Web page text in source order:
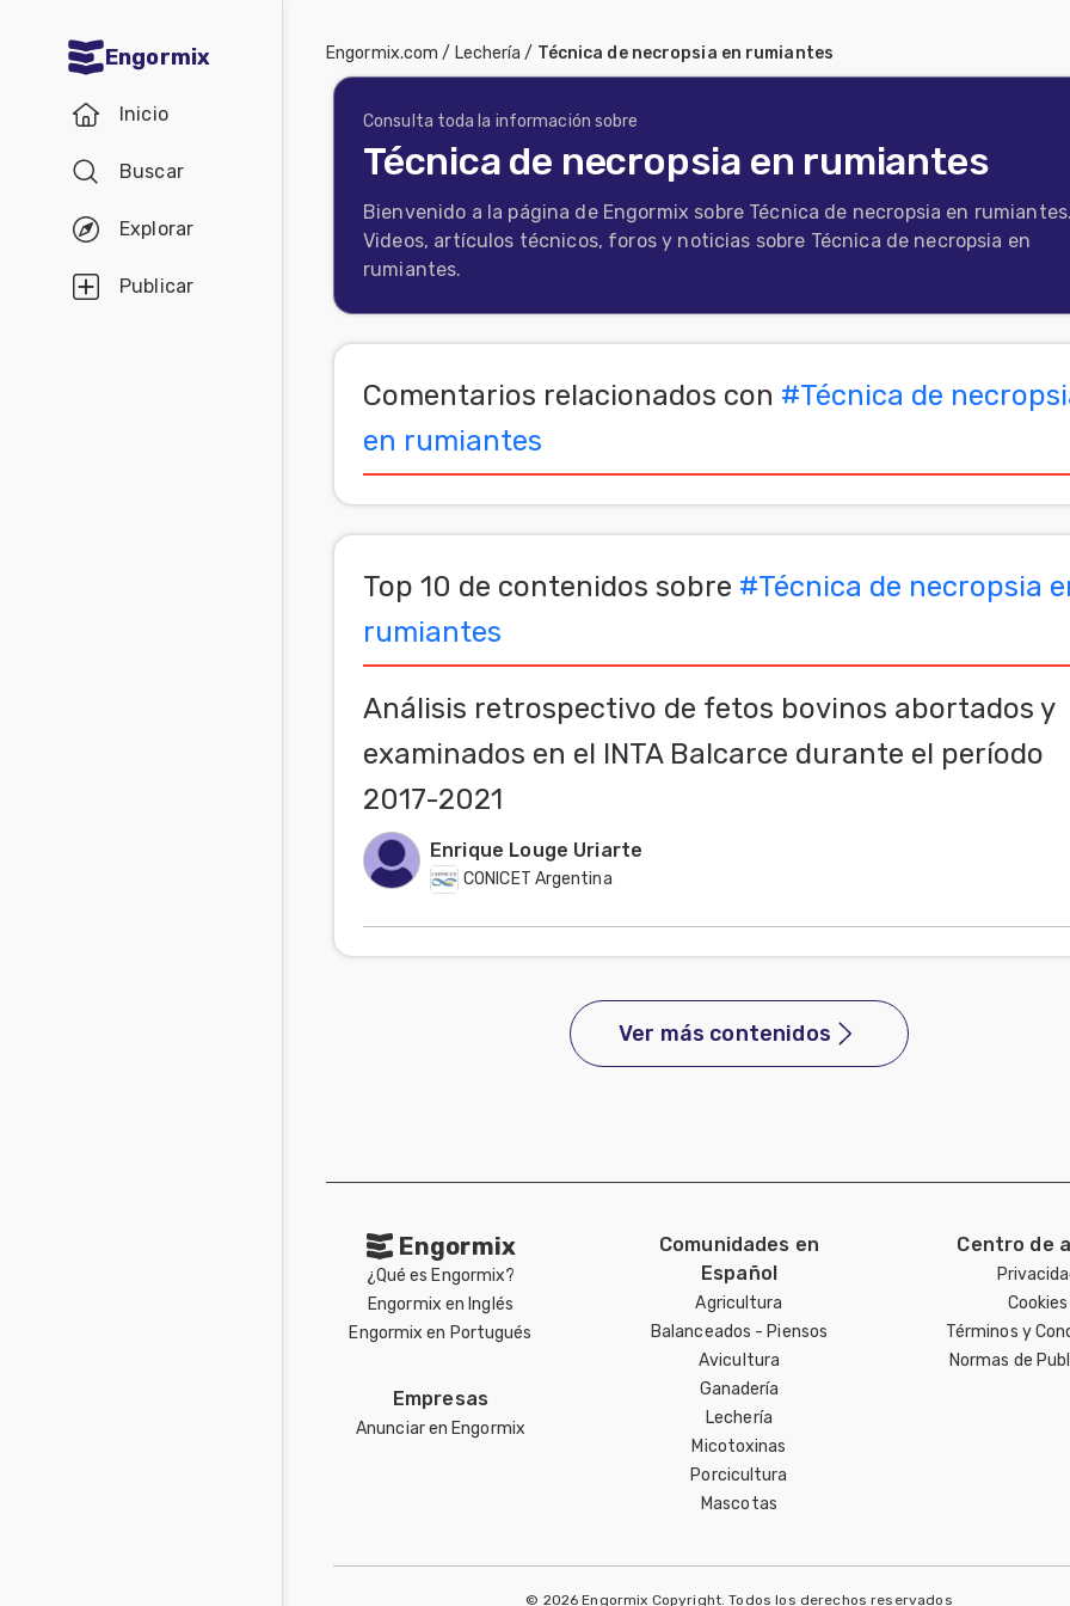
Engormix
Inicio
Buscar
Explorar
Publicar
Balanceados
Piensos
Avicultura
Micotoxinas
Engormix.com / Lechería / Técnica de necropsia en rumiantes
Consulta toda la información sobre
Técnica de necropsia en rumiantes
Bienvenido a la página de Engormix sobre Técnica de necropsia en rumiantes.
Videos, artículos técnicos, foros y noticias sobre Técnica de necropsia en
rumiantes.
Comentarios relacionados con #Técnica de
en rumiantes
Top 10 de contenidos sobre #Técnica de necropsia
rumiantes
Análisis retrospectivo de fetos bovinos abortados y
examinados en el INTA Balcarce durante el período
2017-2021
Enrique Louge Uriarte
CONICET Argentina
Ver más contenidos
Engormix
¿Qué es Engormix?
Engormix en Inglés
Engormix en Portugués
Empresas
Anunciar en Engormix
Comunidades en
Español
Agricultura
Balanceados - Piensos
Avicultura
Ganadería
Lechería
Micotoxinas
Porcicultura
Mascotas
Centro de
Cookies
Términos y
Normas de
© 2026 Engormix Copyright. Todos los derechos reservados